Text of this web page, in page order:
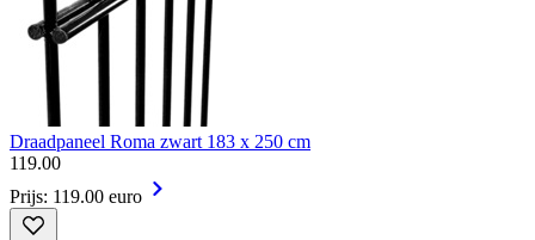
Draadpaneel Roma zwart 183 x 250 cm
119.00
Prijs: 119.00 euro